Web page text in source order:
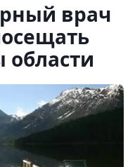
врач
области